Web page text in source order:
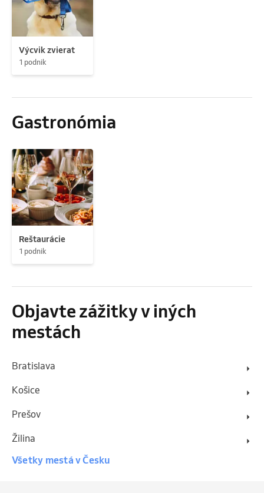
Výcvik zvierat
1 podnik
Gastronómia
Reštaurácie
1 podnik
Objavte zážitky v iných
mestách
Bratislava
Košice
Prešov
Žilina
Všetky mestá v Česku